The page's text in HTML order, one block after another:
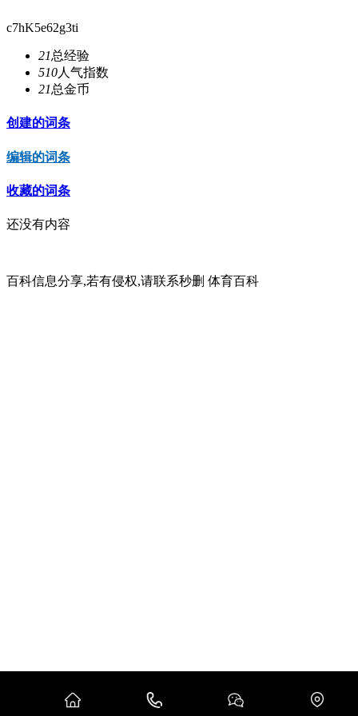
c7hK5e62g3ti
21总经验
510人气指数
21总金币
创建的词条
编辑的词条
收藏的词条
还没有内容
百科信息分享,若有侵权,请联系秒删 体育百科